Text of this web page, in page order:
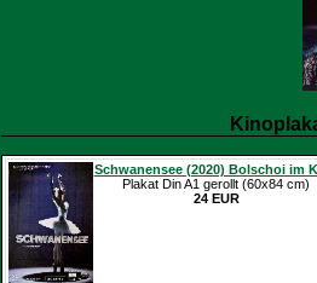
Schwanensee (2020) Bolschoi im
Plakat Din A1 gerollt (60x84 cm)
24 EUR